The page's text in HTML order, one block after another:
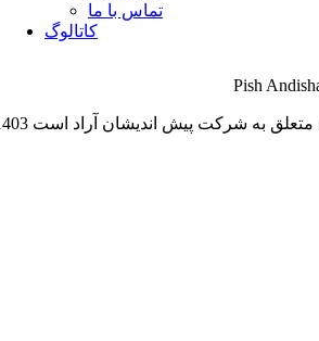
تماس با ما
کاتالوگ
به شرکت پيش انديشان آراد است 1403